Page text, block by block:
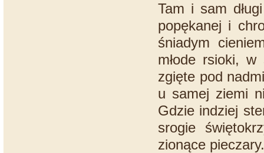
Tam i sam
popękanej i
śniadym
młode rsioki,
zgięte pod
u samej ziemi
Gdzie indziej
srogie
zionące pieczary.